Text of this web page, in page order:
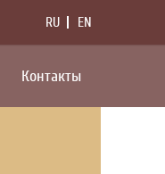
RU EN
Контакты